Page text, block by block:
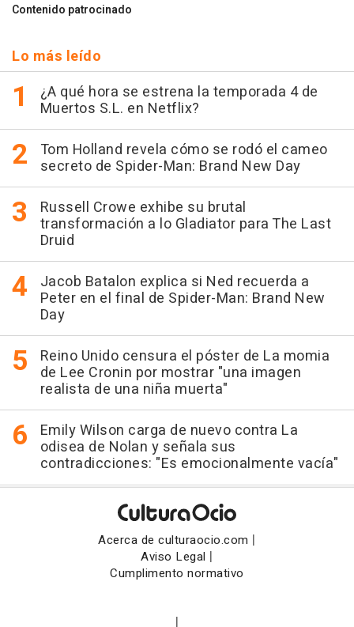
Contenido patrocinado
Lo más leído
¿A qué hora se estrena la temporada 4 de
Muertos S.L. en Netflix?
Tom Holland revela cómo se rodó el cameo
secreto de Spider-Man: Brand New Day
Russell Crowe exhibe su brutal
transformación a lo Gladiator para The Last
Druid
Jacob Batalon explica si Ned recuerda a
Peter en el final de Spider-Man: Brand New
Day
Reino Unido censura el póster de La momia
de Lee Cronin por mostrar "una imagen
realista de una niña muerta"
Emily Wilson carga de nuevo contra La
odisea de Nolan y señala sus
contradicciones: "Es emocionalmente vacía"
Acerca de culturaocio.com |
Aviso Legal |
Cumplimento normativo
|